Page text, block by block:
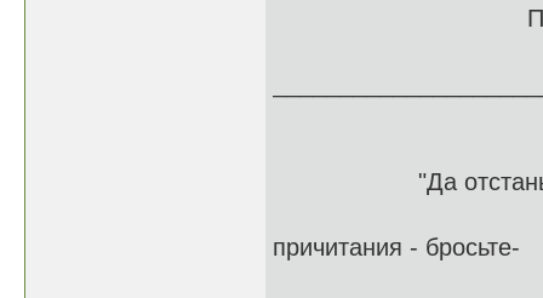
Примай,
"Да
причитания - бросьте-